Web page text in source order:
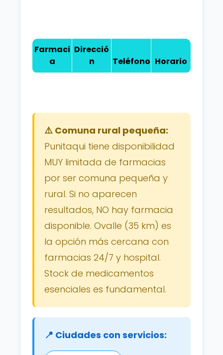
Farmaci
a
Direcció
n
Teléfono Horario
⚠️ Comuna rural pequeña:
Punitaqui tiene disponibilidad
MUY limitada de farmacias
por ser comuna pequeña y
rural. Si no aparecen
resultados, NO hay farmacia
disponible. Ovalle (35 km) es
la opción más cercana con
farmacias 24/7 y hospital.
Stock de medicamentos
esenciales es fundamental.
📍 Ciudades con servicios: